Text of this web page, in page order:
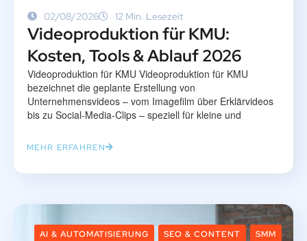
02/08/2026 12 Min. Lesezeit
Videoproduktion für KMU:
Kosten, Tools & Ablauf 2026
Videoproduktion für KMU Videoproduktion für KMU
bezeichnet die geplante Erstellung von
Unternehmensvideos – vom Imagefilm über Erklärvideos
bis zu Social-Media-Clips – speziell für kleine und
MEHR ERFAHREN
AI & AUTOMATISIERUNG SEO & CONTENT SMM